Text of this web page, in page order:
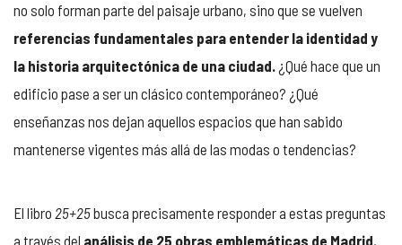
no solo forman parte del paisaje urbano, sino que se vuelven
referencias fundamentales para entender la identidad y
la historia arquitectónica de una ciudad. ¿Qué hace que un
edificio pase a ser un clásico contemporáneo? ¿Qué
enseñanzas nos dejan aquellos espacios que han sabido
mantenerse vigentes más allá de las modas o tendencias?
El libro 25+25busca precisamente responder a estas preguntas
a través del análisis de 25 obras emblemáticas de Madrid,